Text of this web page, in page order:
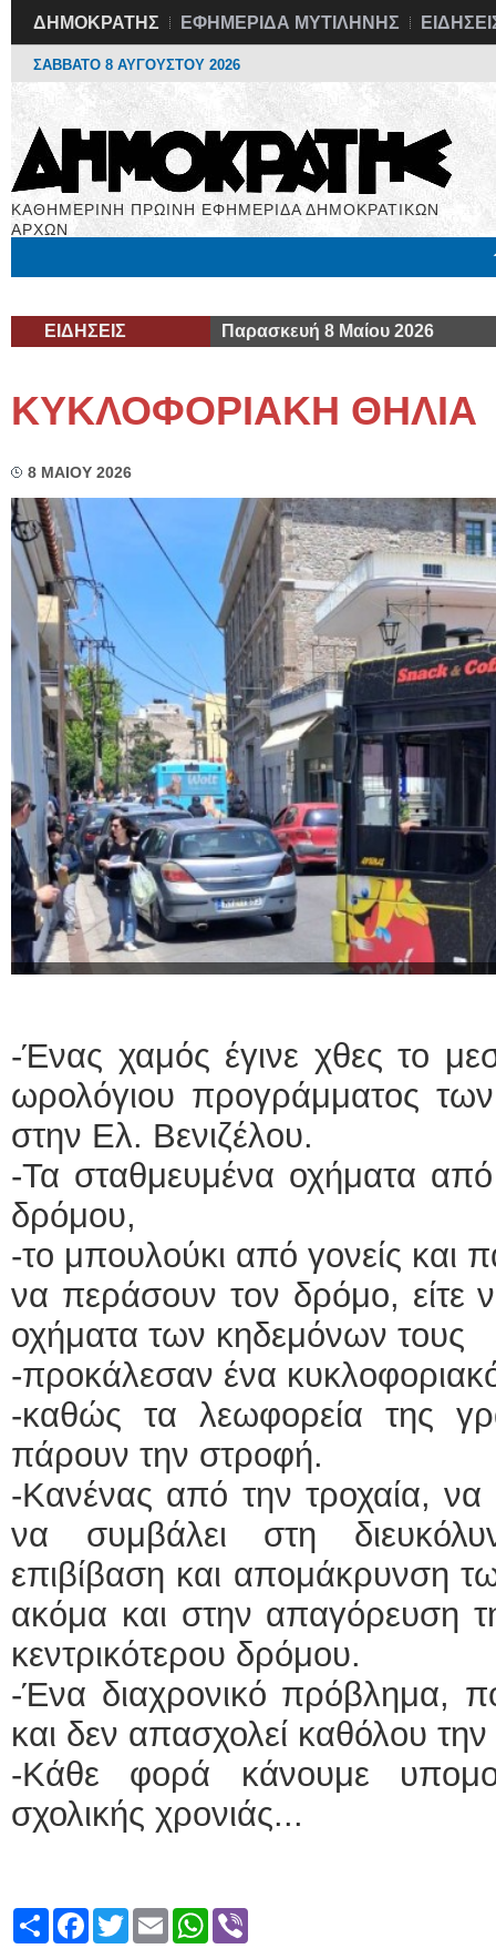
ΔΗΜΟΚΡΑΤΗΣ ΕΦΗΜΕΡΙΔΑ ΜΥΤΙΛΗΝΗΣ
ΣΑΒΒΑΤΟ 8 ΑΥΓΟΥΣΤΟΥ 2026
ΚΑΘΗΜΕΡΙΝΗ ΠΡΩΙΝΗ ΕΦΗΜΕΡΙΔΑ ΔΗΜΟΚΡΑΤΙΚΩΝ
ΑΡΧΩΝ
ΕΙΔΗΣΕΙΣ Παρασκευή 8 Μαίου 2026
ΚΥΚΛΟΦΟΡΙΑΚΗ ΘΗΛΙΑ
8 ΜΑΙΟΥ 2026
-Ένας χαμός έγινε χθες το
ωρολόγιου προγράμματος
στην Ελ. Βενιζέλου.
-Τα σταθμευμένα οχήματα
δρόμου,
-το μπουλούκι από γονείς και
να περάσουν τον δρόμο, είτε
οχήματα των κηδεμόνων τους
-προκάλεσαν ένα
-καθώς τα λεωφορεία της
πάρουν την στροφή.
-Κανένας από την τροχαία, να
να συμβάλει στη
επιβίβαση και απομάκρυνση
ακόμα και στην απαγόρευση
κεντρικότερου δρόμου.
-Ένα διαχρονικό πρόβλημα,
και δεν απασχολεί καθόλου
-Κάθε φορά κάνουμε
σχολικής χρονιάς...
ShareFacebook
TwitterEmailWhatsApp